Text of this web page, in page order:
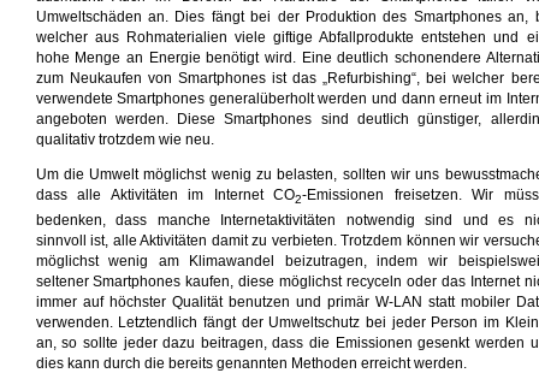
Umweltschäden an. Dies fängt bei der Produktion des Smartphones an,
welcher aus Rohmaterialien viele giftige Abfallprodukte entstehen und
hohe Menge an Energie benötigt wird. Eine deutlich schonendere
zum Neukaufen von Smartphones ist das „Refurbishing“, bei welcher
verwendete Smartphones generalüberholt werden und dann erneut im
angeboten werden. Diese Smartphones sind deutlich günstiger,
qualitativ trotzdem wie neu.
Um die Umwelt möglichst wenig zu belasten, sollten wir uns
dass alle Aktivitäten im Internet CO2-Emissionen freisetzen. Wir
bedenken, dass manche Internetaktivitäten notwendig sind und es
sinnvoll ist, alle Aktivitäten damit zu verbieten. Trotzdem können wir
möglichst wenig am Klimawandel beizutragen, indem wir
seltener Smartphones kaufen, diese möglichst recyceln oder das Internet
immer auf höchster Qualität benutzen und primär W-LAN statt mobiler
verwenden. Letztendlich fängt der Umweltschutz bei jeder Person im
an, so sollte jeder dazu beitragen, dass die Emissionen gesenkt werden
dies kann durch die bereits genannten Methoden erreicht werden.